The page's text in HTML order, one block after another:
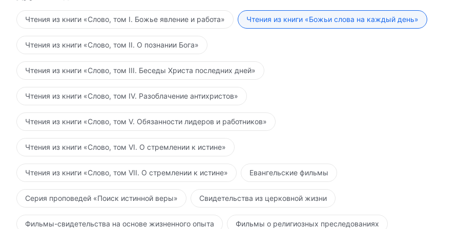
Чтения из книги «Слово, том I. Божье явление и работа» Чтения из книги «Божьи слова на каждый день»
Чтения из книги «Слово, том II. О познании Бога»
Чтения из книги «Слово, том III. Беседы Христа последних дней»
Чтения из книги «Слово, том IV. Разоблачение антихристов»
Чтения из книги «Слово, том V. Обязанности лидеров и работников»
Чтения из книги «Слово, том VI. О стремлении к истине»
Чтения из книги «Слово, том VII. О стремлении к истине» Евангельские фильмы
Серия проповедей «Поиск истинной веры» Свидетельства из церковной жизни
Фильмы-свидетельства на основе жизненного опыта Фильмы о религиозных преследованиях